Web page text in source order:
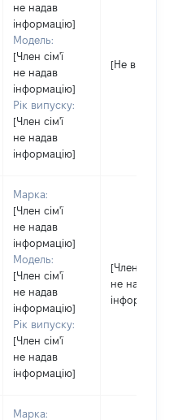
не надав
інформацію]
Модель:
[Член сім'ї
не надав
інформацію]
Рік випуску:
[Член сім'ї
не надав
інформацію]
[Не відомо]
Марка:
[Член сім'ї
не надав
інформацію]
Модель:
[Член сім'ї
не надав
інформацію]
Рік випуску:
[Член сім'ї
не надав
інформацію]
[Член сім'ї
не надав
Марка: